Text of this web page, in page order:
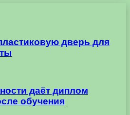
дверь для
даёт диплом
обучения